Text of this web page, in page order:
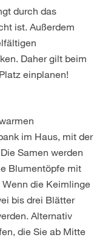
durch das
ist. Außerdem
Daher gilt beim
einplanen!
im Haus, mit der
Samen werden
Blumentöpfe mit
die Keimlinge
bis drei Blätter
Alternativ
die Sie ab Mitte